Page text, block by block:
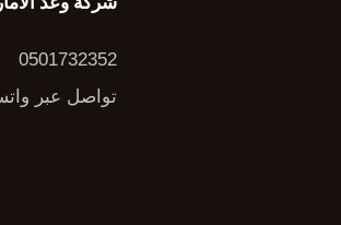
0501732352
تواصل عبر